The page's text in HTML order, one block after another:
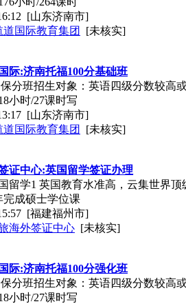
[山东济南市]
国际教育集团
[未核实]
际:济南托福100分基础班
分班招生对象：英语四级分数较高
小时/27课时写
[山东济南市]
国际教育集团
[未核实]
证中心:英国留学签证办理
留学1 英国教育水准高，云集世界
完成硕士学位课
[福建福州市]
海外签证中心 [未核实]
际:济南托福100分强化班
分班招生对象：英语四级分数较高
小时/27课时写